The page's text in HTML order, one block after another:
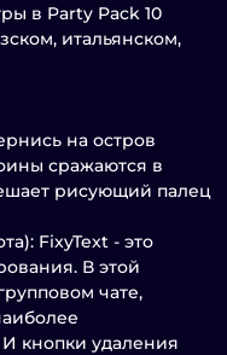
в Party Pack 10
итальянском,
на остров
сражаются в
рисующий палец
FixyText - это
В этой
чате,
кнопки удаления